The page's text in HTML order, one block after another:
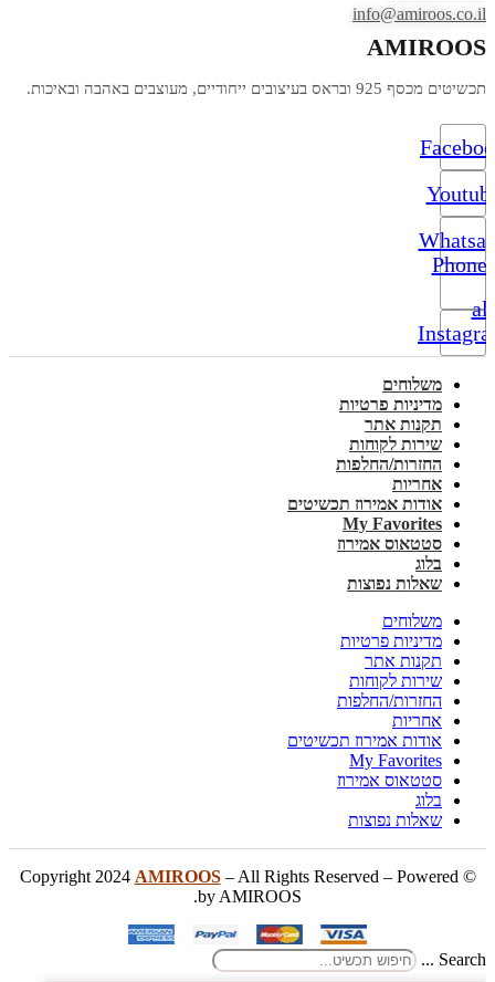
info@amiroos.co.il
AMIROOS
תכשיטים מכסף 925 ובראס בעיצובים ייחודיים, מעוצבים באהבה ובאיכות.
Phone-
alt
משלוחים
מדיניות פרטיות
תקנות אתר
שירות לקוחות
החזרות/החלפות
אחריות
אודות אמירוז תכשיטים
My Favorites
סטטאוס אמירוז
בלוג
שאלות נפוצות
משלוחים
מדיניות פרטיות
תקנות אתר
שירות לקוחות
החזרות/החלפות
אחריות
אודות אמירוז תכשיטים
My Favorites
סטטאוס אמירוז
בלוג
שאלות נפוצות
© Copyright 2024
AMIROOS– All Rights Reserved – Powered
by AMIROOS.
Search ...